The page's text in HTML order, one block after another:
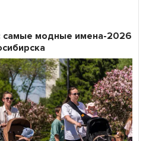
самые модные имена-2026